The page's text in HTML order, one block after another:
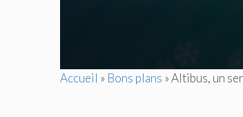
Accueil » Bons plans »Altibus, un